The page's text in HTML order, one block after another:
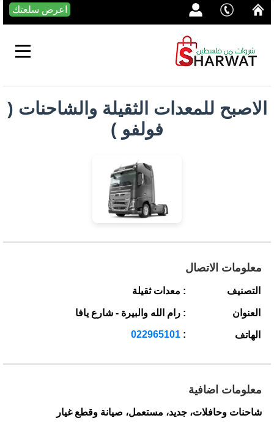
اعرض سلعتك
الاصبح للمعدات الثقيلة والشاحنات (
فولفو )
معلومات الاتصال
التصنيف : معدات ثقيلة
العنوان : رام الله والبيرة - شارع يافا
الهاتف :
022965101
معلومات اضافية
شاحنات وحافلات، جديد، مستعمل، صيانة وقطع غيار